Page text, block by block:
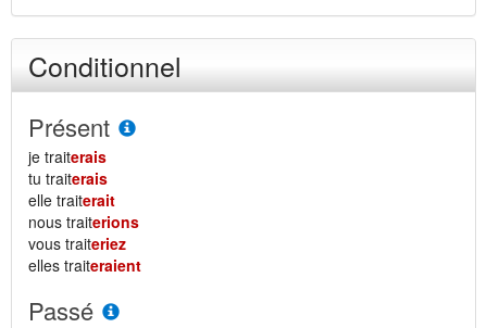
Conditionnel
Présent
je traiterais
tu traiterais
elle traiterait
nous traiterions
vous traiteriez
elles traiteraient
Passé